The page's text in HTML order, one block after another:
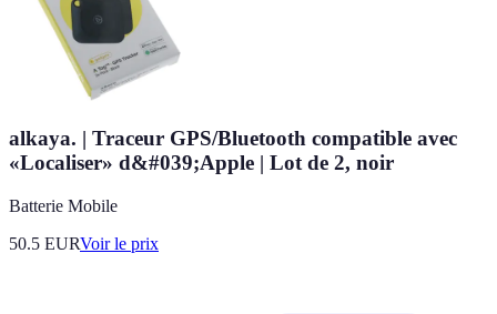
alkaya. | Traceur GPS/Bluetooth compatible avec
«Localiser» d&#039;Apple | Lot de 2, noir
Batterie Mobile
50.5 EURVoir le prix